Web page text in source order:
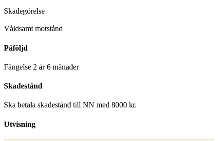
Skadegörelse
Våldsamt motstånd
Påföljd
Fängelse 2 år 6 månader
Skadestånd
Ska betala skadestånd till NN med 8000 kr.
Utvisning